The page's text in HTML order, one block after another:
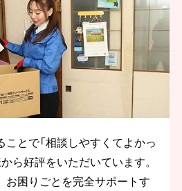
とで「相談しやすくてよかっ
ら好評をいただいています。
お困りごとを完全サポートす